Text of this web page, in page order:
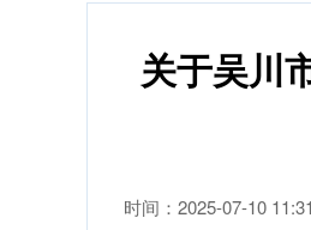
关于吴川
时间：2025-07-10